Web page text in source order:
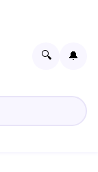
🔍 🔔